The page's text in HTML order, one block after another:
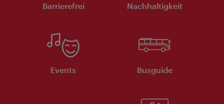
Barrierefrei Nachhaltigkeit
Events Busguide